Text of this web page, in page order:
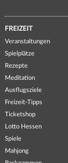
FREIZEIT
Veranstaltungen
Spielplätze
Rezepte
Meditation
Ausflugsziele
Freizeit-Tipps
Ticketshop
Lotto Hessen
Spiele
Mahjong